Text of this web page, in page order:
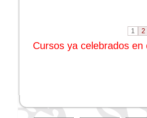
1 2
Cursos ya celebrados en